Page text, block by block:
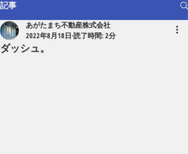
記事
ダッシュ。
あがたまち不動産株式会社
2022年8月18日 読了時間: 2分